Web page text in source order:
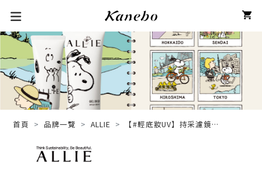
首頁 品牌一覽 ALLIE
【#輕底妝UV】持采濾鏡調